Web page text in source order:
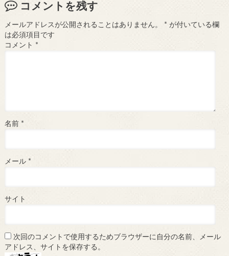
コメントを残す
メールアドレスが公開されることはありません。 * が付いている欄
は必須項目です
コメント *
名前 *
メール *
サイト
次回のコメントで使用するためブラウザーに自分の名前、メール
アドレス、サイトを保存する。